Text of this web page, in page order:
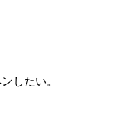
したい。